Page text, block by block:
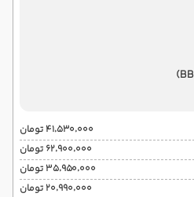
۴۱٬۵۳۰٬۰۰۰ تومان
۶۲٬۹۰۰٬۰۰۰ تومان
۳۵٬۹۵۰٬۰۰۰ تومان
۲۰٬۹۹۰٬۰۰۰ تومان